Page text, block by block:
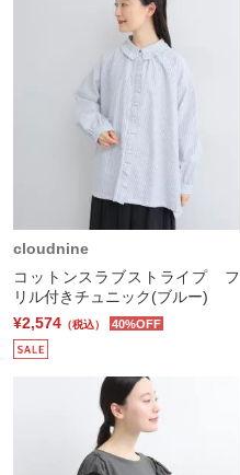
cloudnine
コットンスラブストライプ フ
リル付きチュニック(ブルー)
¥2,574 （税込） 40%OFF